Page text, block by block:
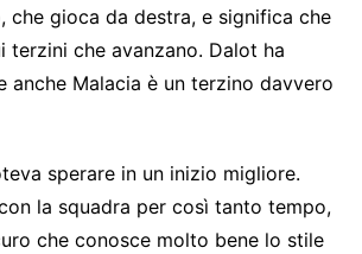
che gioca da destra, e significa che
terzini che avanzano. Dalot ha
anche Malacia è un terzino davvero
sperare in un inizio migliore.
la squadra per così tanto tempo,
che conosce molto bene lo stile